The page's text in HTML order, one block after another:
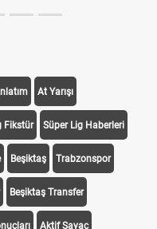
At Yarışı
Fikstür Süper Lig Haberleri
Beşiktaş Trabzonspor
Beşiktaş Transfer